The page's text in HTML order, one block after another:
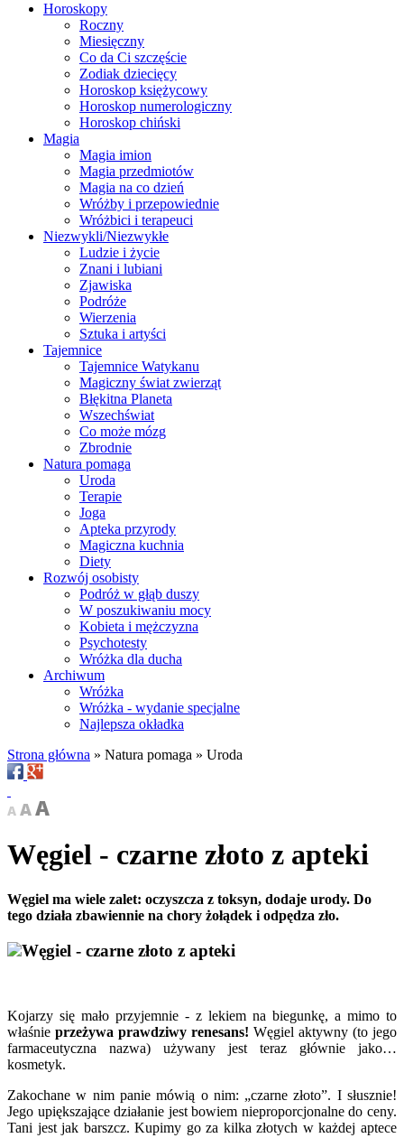
Horoskopy
Roczny
Miesięczny
Co da Ci szczęście
Zodiak dziecięcy
Horoskop księżycowy
Horoskop numerologiczny
Horoskop chiński
Magia
Magia imion
Magia przedmiotów
Magia na co dzień
Wróżby i przepowiednie
Wróżbici i terapeuci
Niezwykli/Niezwykłe
Ludzie i życie
Znani i lubiani
Zjawiska
Podróże
Wierzenia
Sztuka i artyści
Tajemnice
Tajemnice Watykanu
Magiczny świat zwierząt
Błękitna Planeta
Wszechświat
Co może mózg
Zbrodnie
Natura pomaga
Uroda
Terapie
Joga
Apteka przyrody
Magiczna kuchnia
Diety
Rozwój osobisty
Podróż w głąb duszy
W poszukiwaniu mocy
Kobieta i mężczyzna
Psychotesty
Wróżka dla ducha
Archiwum
Wróżka
Wróżka - wydanie specjalne
Najlepsza okładka
Strona główna » Natura pomaga » Uroda
Węgiel - czarne złoto z apteki
Węgiel ma wiele zalet: oczyszcza z toksyn, dodaje urody. Do
tego działa zbawiennie na chory żołądek i odpędza zło.
Węgiel - czarne złoto z apteki
Kojarzy się mało przyjemnie - z lekiem na biegunkę, a mimo to
właśnie przeżywa prawdziwy renesans! Węgiel aktywny (to jego
farmaceutyczna nazwa) używany jest teraz głównie jako…
kosmetyk.
Zakochane w nim panie mówią o nim: „czarne złoto”. I słusznie!
Jego upiększające działanie jest bowiem nieproporcjonalne do ceny.
Tani jest jak barszcz. Kupimy goza kilka złotych w każdej aptece